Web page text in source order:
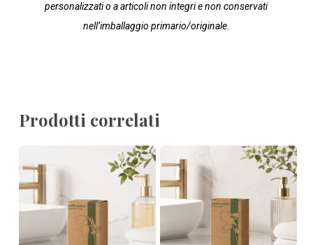
personalizzati o a articoli non integri e non conservati
nell’imballaggio primario/originale.
Prodotti correlati